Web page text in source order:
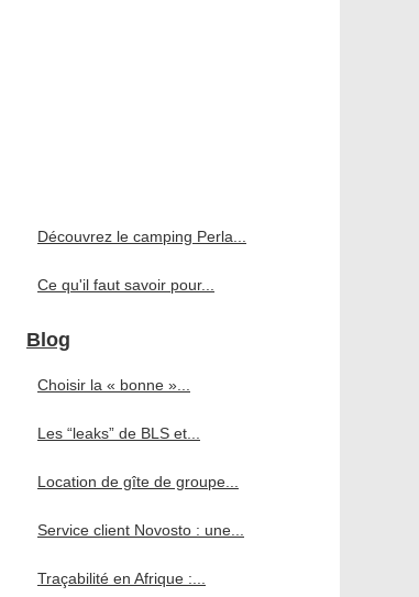
Découvrez le camping Perla...
Ce qu'il faut savoir pour...
Blog
Choisir la « bonne »...
Les “leaks” de BLS et...
Location de gîte de groupe...
Service client Novosto : une...
Traçabilité en Afrique :...